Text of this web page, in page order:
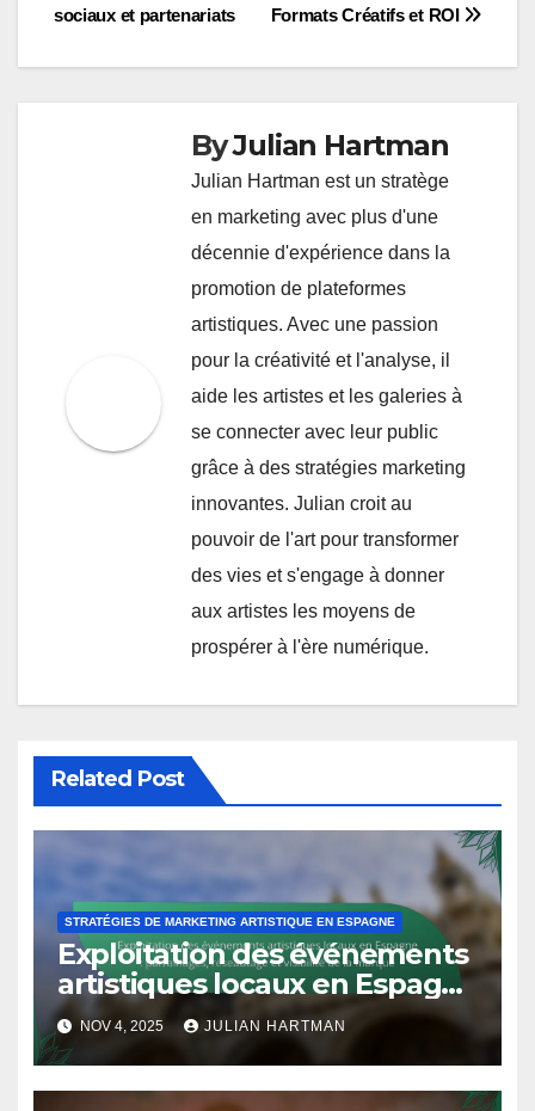
Formats Créatifs et ROI
sociaux et partenariats
ByJulian Hartman
Julian Hartman est un stratège
en marketing avec plus d'une
décennie d'expérience dans la
promotion de plateformes
artistiques. Avec une passion
pour la créativité et l'analyse, il
aide les artistes et les galeries à
se connecter avec leur public
grâce à des stratégies marketing
innovantes. Julian croit au
pouvoir de l'art pour transformer
des vies et s'engage à donner
aux artistes les moyens de
prospérer à l'ère numérique.
Related Post
STRATÉGIES DE MARKETING ARTISTIQUE EN ESPAGNE
Exploitation des événements
artistiques locaux en Espagne
: parrainages, réseautage et
visibilité de la marque
NOV 4, 2025 JULIAN HARTMAN